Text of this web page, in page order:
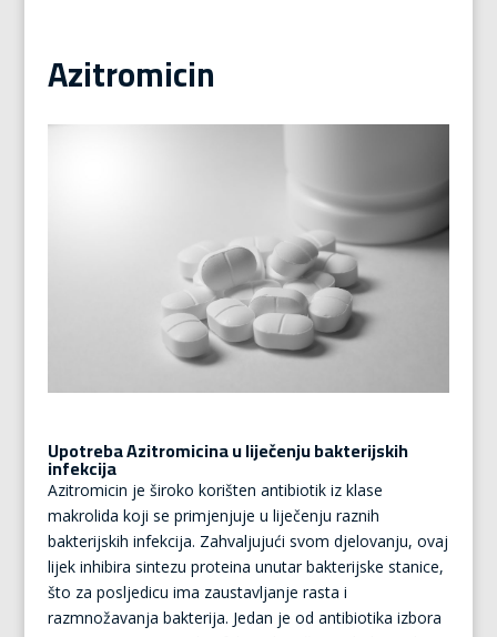
Azitromicin
Upotreba Azitromicina u liječenju bakterijskih
infekcija
Azitromicin je široko korišten antibiotik iz klase
makrolida koji se primjenjuje u liječenju raznih
bakterijskih infekcija. Zahvaljujući svom djelovanju, ovaj
lijek inhibira sintezu proteina unutar bakterijske stanice,
što za posljedicu ima zaustavljanje rasta i
razmnožavanja bakterija. Jedan je od antibiotika izbora